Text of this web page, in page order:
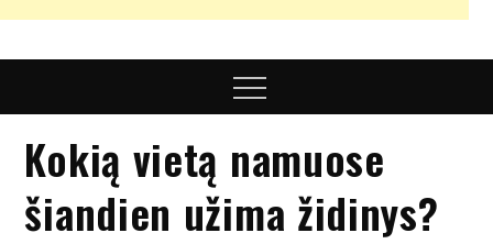
Menu
Kokią vietą namuose
šiandien užima židinys?